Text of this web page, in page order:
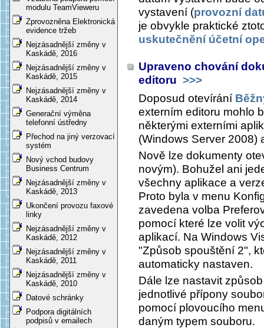
modulu TeamVieweru
Zprovozněna Elektronická
evidence tržeb
Nejzásadnější změny v
Kaskádě, 2016
Nejzásadnější změny v
Kaskádě, 2015
Nejzásadnější změny v
Kaskádě, 2014
Generační výměna
telefonní ústředny
Přechod na jiný verzovací
systém
Nový vchod budovy
Business Centrum
Nejzásadnější změny v
Kaskádě, 2013
Ukončení provozu faxové
linky
Nejzásadnější změny v
Kaskádě, 2012
Nejzásadnější změny v
Kaskádě, 2011
Nejzásadnější změny v
Kaskádě, 2010
Datové schránky
Podpora digitálních
podpisů v emailech
vystavení (provozní
je obvykle praktické
uskutečnění účetní
Upraveno chování
editoru >>>
Doposud otevírání
externím editoru mohlo
některými externími
(Windows Server 2008)
Nově lze dokumenty
novým). Bohužel ani
všechny aplikace a
Proto byla v menu
zavedena volba
pomocí které lze volit
aplikací. Na Windows
"Způsob spouštění 2",
automaticky nastaven.
Dále lze nastavit
jednotlivé přípony
pomocí plovoucího
daným typem souboru.